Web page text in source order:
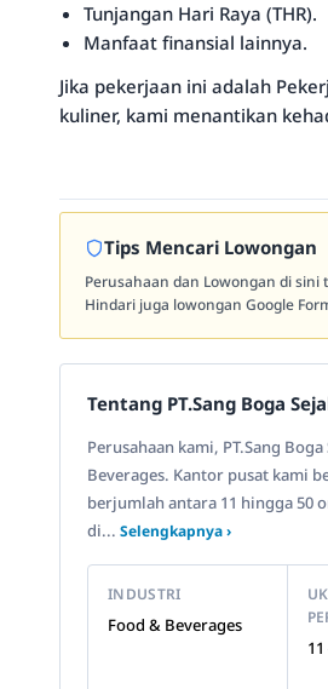
Tunjangan Hari Raya (THR).
Manfaat finansial lainnya.
Jika pekerjaan ini adalah
kuliner, kami menantikan
Tips Mencari Lowongan
Perusahaan dan Lowongan di
Hindari juga lowongan Google
Tentang PT.Sang Boga
Perusahaan kami, PT.Sang
Beverages. Kantor pusat kami
berjumlah antara 11 hingga 50
di... Selengkapnya ›
INDUSTRI
Food & Beverages